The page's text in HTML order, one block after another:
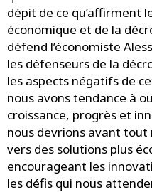
dépit de ce qu’affirment
économique et de la
défend l’économiste
les défenseurs de la
les aspects négatifs de
nous avons tendance à
croissance, progrès et
nous devrions avant
vers des solutions plus
encourageant les
les défis qui nous